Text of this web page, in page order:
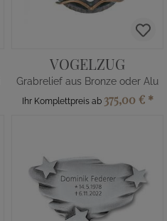
VOGELZUG
Grabrelief aus Bronze oder Alu
Ihr Komplettpreis ab 375,00 € *